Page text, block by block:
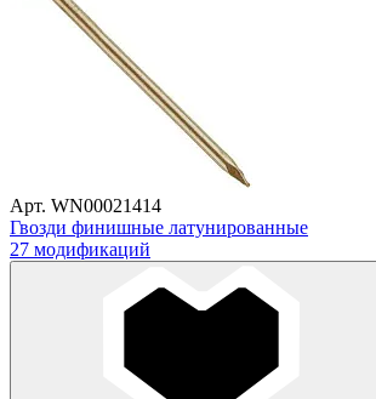
Арт. WN00021414
Гвозди финишные латунированные
27 модификаций